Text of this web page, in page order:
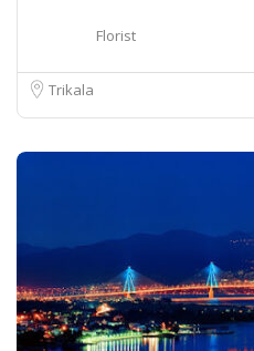
Florist
Trikala